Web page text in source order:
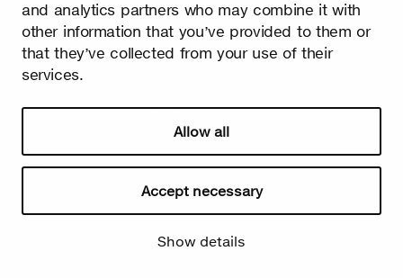
and analytics partners who may combine it with
other information that you’ve provided to them or
that they’ve collected from your use of their
services.
Allow all
Accept necessary
Show details
Sommer
Die Blätter wachsen schnell. Sommer ist die Jahreszeit des